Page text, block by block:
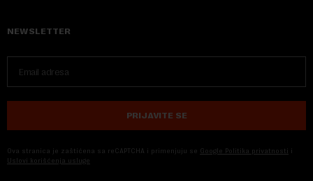
NEWSLETTER
PRIJAVITE SE
Ova stranica je zaštićena sa reCAPTCHA i primenjuju se Google Politika privatnosti i
Uslovi korišćenja usluge